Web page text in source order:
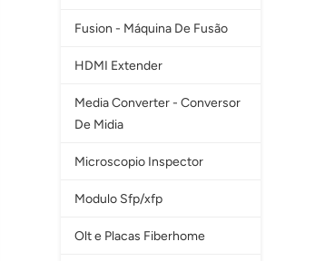
Fusion - Máquina De Fusão
HDMI Extender
Media Converter - Conversor
De Midia
Microscopio Inspector
Modulo Sfp/xfp
Olt e Placas Fiberhome